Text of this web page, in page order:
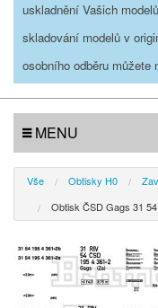
uskladnění Vašich
skladování modelů v
osobního odběru
MENU
Vše Obtisky H0
Obtisk ČSD Gags 31